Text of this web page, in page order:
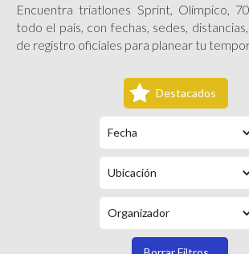
Encuentra triatlones Sprint, Olímpico,
todo el país, con fechas, sedes,
de registro oficiales para planear tu
Destacados
Fecha
Ubicación
Organizador